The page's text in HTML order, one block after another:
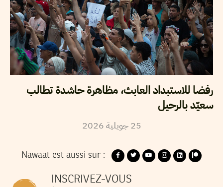
رفضا للاستبداد العابث، مظاهرة حاشدة تطالب
سعيّد بالرحيل
25 جويلية2026
Nawaat est aussi sur :
INSCRIVEZ-VOUS